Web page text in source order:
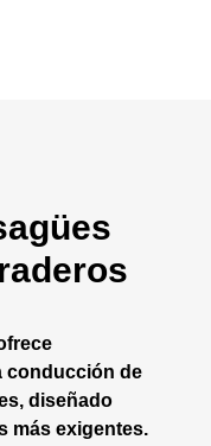
conducción de
diseñado
más exigentes.